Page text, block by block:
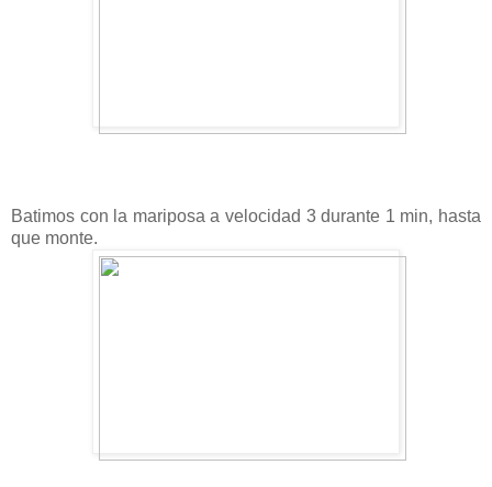
Batimos con la mariposa a velocidad 3 durante 1 min, hasta
que monte.